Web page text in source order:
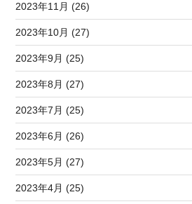
2023年11月 (26)
2023年10月 (27)
2023年9月 (25)
2023年8月 (27)
2023年7月 (25)
2023年6月 (26)
2023年5月 (27)
2023年4月 (25)